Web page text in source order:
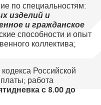
по специальностям:
изделий и
и гражданское
способности и опыт
коллектива;
Российской
работа
с 8.00 до